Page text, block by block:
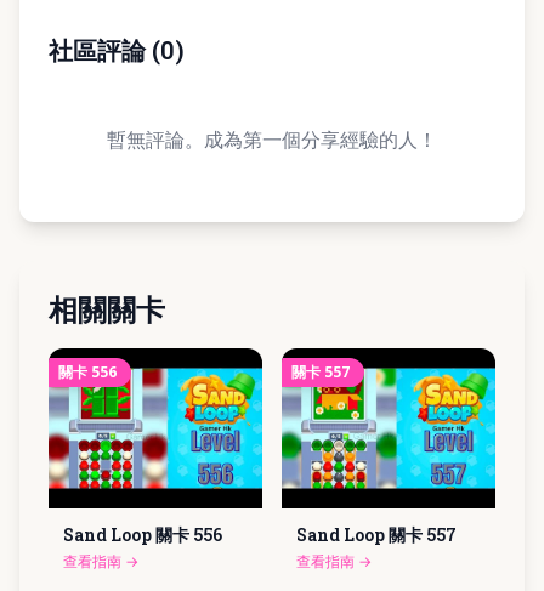
社區評論(0)
暫無評論。成為第一個分享經驗的人！
相關關卡
關卡 556
Sand Loop 關卡 556
查看指南 →
關卡 557
Sand Loop 關卡 557
查看指南 →